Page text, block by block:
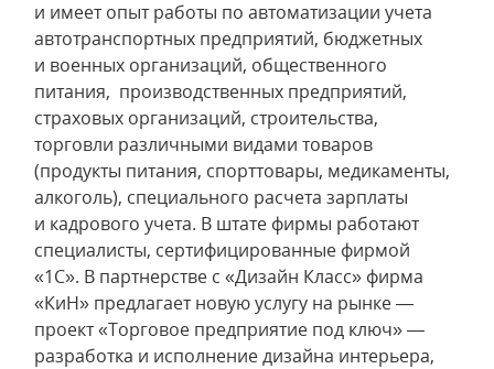
и имеет опыт работы по автоматизации учета
автотранспортных предприятий, бюджетных
и военных организаций, общественного
питания, производственных предприятий,
страховых организаций, строительства,
торговли различными видами товаров
(продукты питания, спорттовары, медикаменты,
алкоголь), специального расчета зарплаты
и кадрового учета. В штате фирмы работают
специалисты, сертифицированные фирмой
«1С». В партнерстве с «Дизайн Класс» фирма
«КиН» предлагает новую услугу на рынке —
проект «Торговое предприятие под ключ» —
разработка и исполнение дизайна интерьера,